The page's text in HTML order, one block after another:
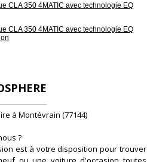
CLA 350 4MATIC avec technologie EQ
CLA 350 4MATIC avec technologie EQ
à Montévrain (77144)
?
est à votre disposition pour trouver